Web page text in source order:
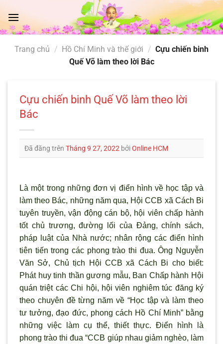
đến
nội
Trang chủ / Hồ Chí Minh và thế giới / Cựu chiến binh
Quế Võ làm theo lời Bác
Cựu chiến binh Quế Võ làm theo lời
Bác
Đã đăng trên Tháng 9 27, 2022 bởiOnline HCM
Là một trong những đơn vị điển hình về học tập và
làm theo Bác, những năm qua, Hội CCB xã Cách Bi
tuyên truyền, vận động cán bộ, hội viên chấp hành
tốt chủ trương, đường lối của Đảng, chính sách,
pháp luật của Nhà nước; nhân rộng các điển hình
tiên tiến trong các phong trào thi đua. Ông Nguyễn
Văn Sở, Chủ tịch Hội CCB xã Cách Bi cho biết:
Phát huy tinh thần gương mẫu, Ban Chấp hành Hội
quán triệt các Chi hội, hội viên nghiêm túc đăng ký
theo chuyên đề từng năm về “Học tập và làm theo
tư tưởng, đạo đức, phong cách Hồ Chí Minh” bằng
những việc làm cụ thể, thiết thực. Điển hình là
phong trào thi đua “CCB giúp nhau giảm nghèo, làm